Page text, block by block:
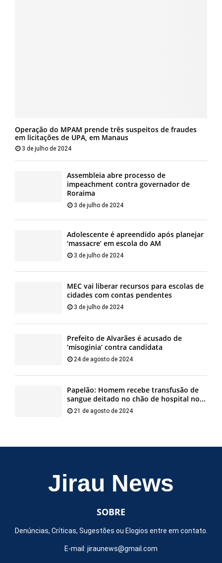
Operação do MPAM prende três suspeitos de fraudes
em licitações de UPA, em Manaus
3 de julho de 2024
Assembleia abre processo de
impeachment contra governador de
Roraima
3 de julho de 2024
Adolescente é apreendido após planejar
‘massacre’ em escola do AM
3 de julho de 2024
MEC vai liberar recursos para escolas de
cidades com contas pendentes
3 de julho de 2024
Prefeito de Alvarães é acusado de
‘misoginia’ contra candidata
24 de agosto de 2024
Papelão: Homem recebe transfusão de
sangue deitado no chão de hospital no...
21 de agosto de 2024
Jirau News
SOBRE
Denúncias, Críticas, Sugestões ou Elogios entre em contato.
E-mail: jiraunews@gmail.com